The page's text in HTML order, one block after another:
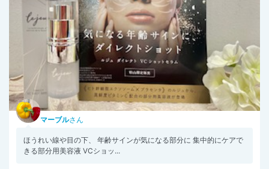
マーブルさん
ほうれい線や目の下、 年齢サインが気になる部分に 集中的にケアで
きる部分用美容液 VCショッ...